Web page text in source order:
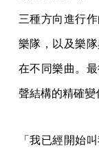
三種方向進行
樂隊，以及樂
在不同樂曲。
聲結構的精確變
「我已經開始